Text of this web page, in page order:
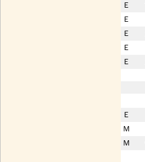
Ｅ
Ｅ
Ｅ
Ｅ
Ｅ
Ｅ
Ｍ
Ｍ